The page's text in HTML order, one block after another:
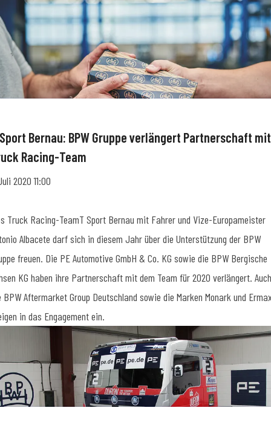
Bernau: BPW Gruppe verlängert Partnerschaft mit
Racing-Team
2020 11:00
Truck Racing-TeamT Sport Bernau mit Fahrer und Vize-Europameister
Albacete darf sich in diesem Jahr über die Unterstützung der BPW
freuen. Die PE Automotive GmbH & Co. KG sowie die BPW Bergische
KG haben ihre Partnerschaft mit dem Team für 2020 verlängert. Auch
BPW Aftermarket Group Deutschland sowie die Marken Monark und
in das Engagement ein.